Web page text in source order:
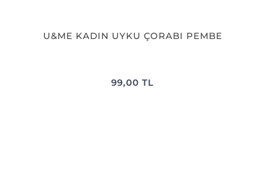
U&ME KADIN UYKU ÇORABI PEMBE
99,00 TL